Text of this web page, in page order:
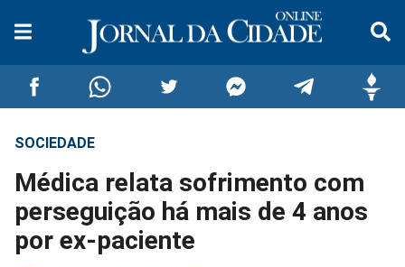
Compartilhar
no
Facebook
Compartilhar
no
Whatsapp
no
Twitter
no
no
no
SOCIEDADE
Médica relata sofrimento com
perseguição há mais de 4 anos
por ex-paciente